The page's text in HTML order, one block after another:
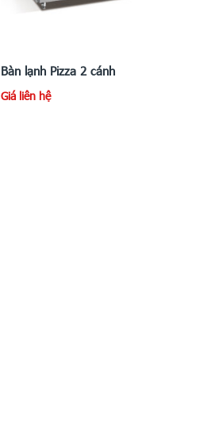
Bàn lạnh Pizza 2 cánh
Giá liên hệ